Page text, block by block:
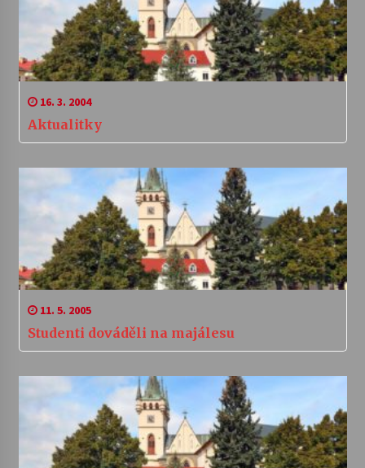
16. 3. 2004
Aktualitky
11. 5. 2005
Studenti dováděli na majálesu